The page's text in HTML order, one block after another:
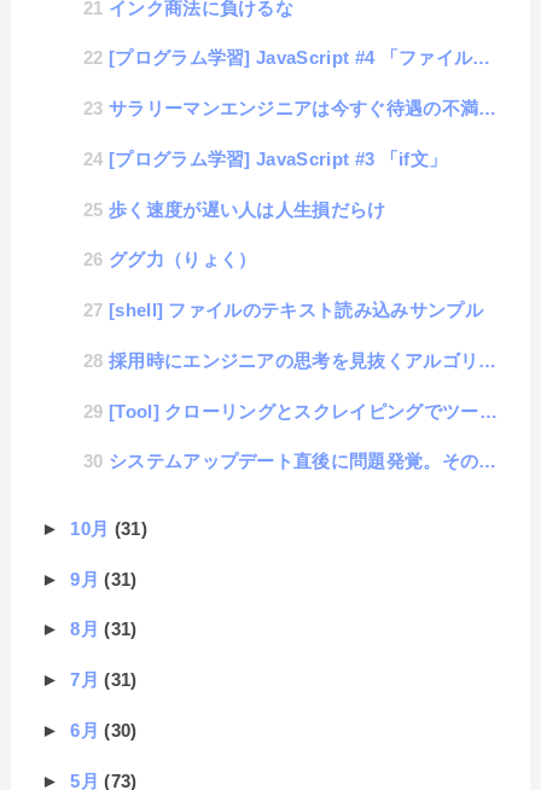
インク商法に負けるな
[プログラム学習] JavaScript #4 「ファイル読み込み」
サラリーマンエンジニアは今すぐ待遇の不満を言うのを止めろ
[プログラム学習] JavaScript #3 「if文」
歩く速度が遅い人は人生損だらけ
ググ力（りょく）
[shell] ファイルのテキスト読み込みサンプル
採用時にエンジニアの思考を見抜くアルゴリズム
[Tool] クローリングとスクレイピングでツール作成 #1「Webサイトのリンク一覧を取得」
システムアップデート直後に問題発覚。その時の開発員の心境とは？
► 10月 (31)
►9月(31)
►8月(31)
►7月(31)
►6月(30)
►5月(73)